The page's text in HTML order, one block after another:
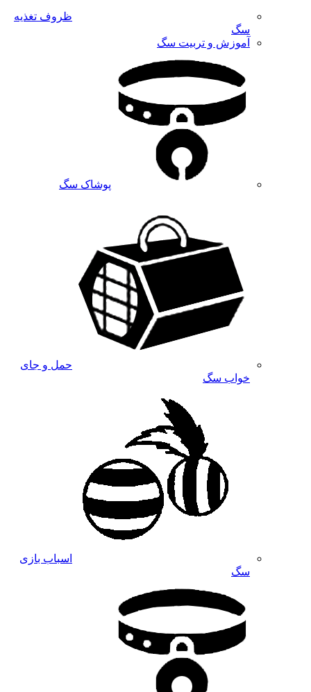
ظروف تغذیه
سگ
آموزش و تربیت سگ
پوشاک سگ
حمل و جای
خواب سگ
اسباب بازی
سگ